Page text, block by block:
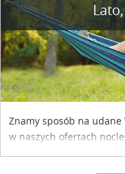
Znamy sposób na
w naszych ofertach